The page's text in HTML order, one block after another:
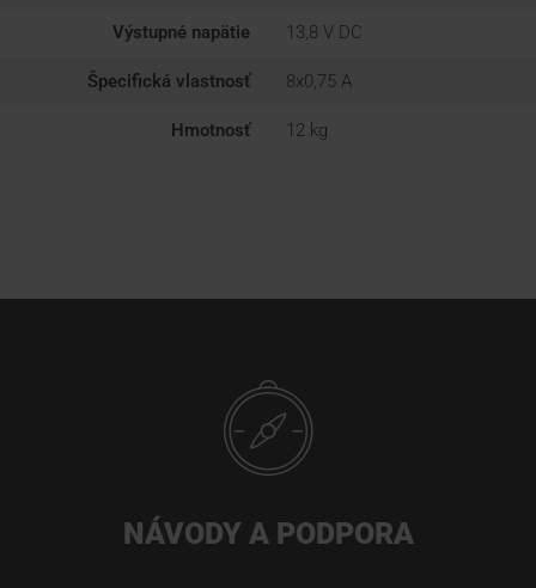
Výstupné napätie 13,8 V DC
Špecifická vlastnosť 8x0,75 A
Hmotnosť 12 kg
NÁVODY A PODPORA